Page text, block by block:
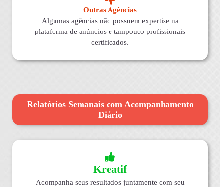
Outras Agências
Algumas agências não possuem expertise na
plataforma de anúncios e tampouco profissionais
certificados.
Relatórios Semanais com Acompanhamento
Diário
Kreatif
Acompanha seus resultados juntamente com seu